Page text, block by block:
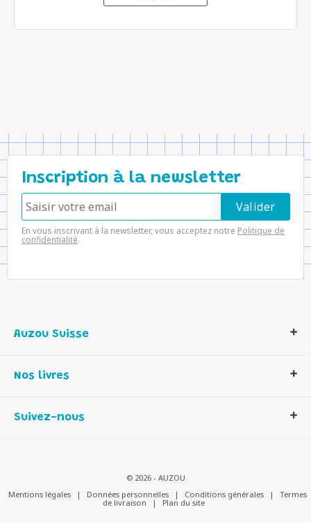
Inscription à la newsletter
En vous inscrivant à la newsletter, vous acceptez notre Politique de
confidentialité.
Auzou Suisse
Notre histoire
Contactez-nous
Nos livres
Livres enfants
Suivez-nous
© 2026 - AUZOU
Mentions légales
| Données personnelles | Conditions générales |
Termes
de livraison
| Plan du site